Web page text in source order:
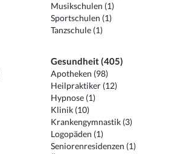
Musikschulen (1)
Sportschulen (1)
Tanzschule (1)
Gesundheit (405)
Apotheken (98)
Heilpraktiker (12)
Hypnose (1)
Klinik (10)
Krankengymnastik (3)
Logopäden (1)
Seniorenresidenzen (1)